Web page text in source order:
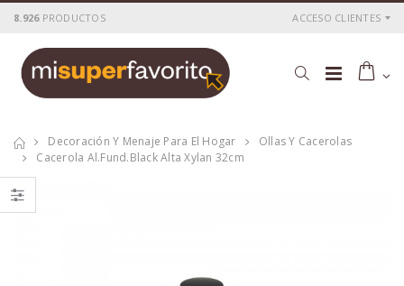
8.926 PRODUCTOS ACCESO CLIENTES
Decoración Y Menaje Para El Hogar
Ollas Y Cacerolas
Cacerola Al.fund.black Alta Xylan 32cm